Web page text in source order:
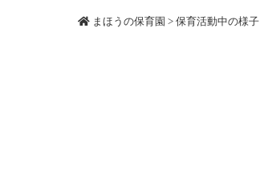
まほうの保育園 > 保育活動中の様子